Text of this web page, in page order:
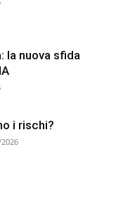
la nuova sfida
i rischi?